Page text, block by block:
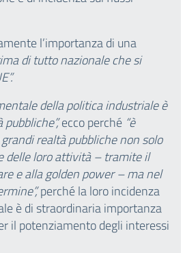
l’importanza di una
di tutto nazionale che si
della politica industriale è
ecco perché “è
realtà pubbliche non solo
delle loro attività – tramite il
e alla golden power – ma nel
perché la loro incidenza
è di straordinaria importanza
il potenziamento degli interessi